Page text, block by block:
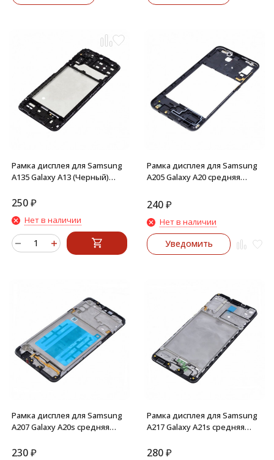
Рамка дисплея для Samsung
A135 Galaxy A13 (Черный)
250₽
Нет в наличии
Рамка дисплея для Samsung
A205 Galaxy A20 средняя
240₽
Нет в наличии
Уведомить
Рамка дисплея для Samsung
A207 Galaxy A20s средняя
230₽
Рамка дисплея для Samsung
A217 Galaxy A21s средняя
280₽